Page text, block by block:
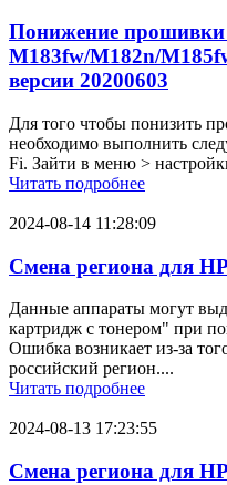
Понижение прошивки
M183fw/M182n/
версии 20200603
Для того чтобы понизить
необходимо выполнить
Fi. Зайти в меню >
Читать подробнее
2024-08-14 11:28:09
Смена региона для
Данные аппараты могут
картридж с тонером" при
Ошибка возникает из-за
российский регион....
Читать подробнее
2024-08-13 17:23:55
Смена региона для